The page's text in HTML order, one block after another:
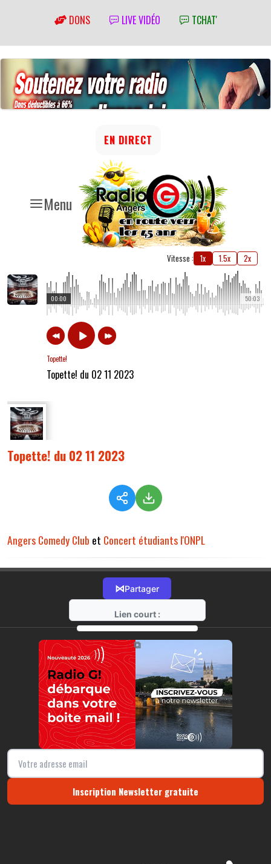
DONS LIVE VIDÉO TCHAT'
Menu
EN DIRECT
Vitesse : 1x 1.5x 2x
50:03
00:00
Topette!
Topette! du 02 11 2023
Topette! du 02 11 2023
Angers Comedy Club et Concert étudiants l'ONPL
⋈Partager
Lien court :
https://radio-g.fr?13112
⧉
Inscription Newsletter gratuite